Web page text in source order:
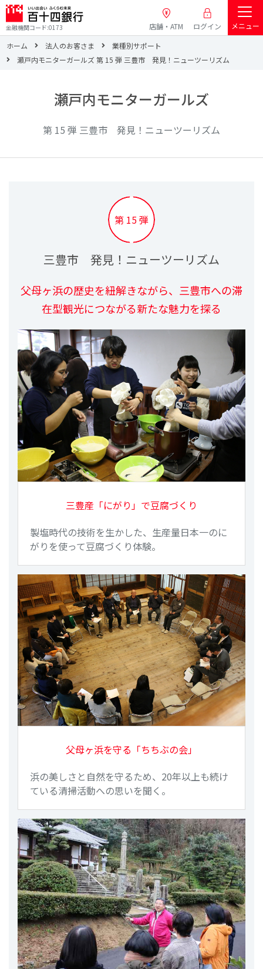
金融機関コード:0173 店舗・ATM ログイン
メニュー
ホーム
法人のお客さま
業種別サポート
瀬戸内モニターガールズ 第 15 弾 三豊市 発見！ニューツーリズム
瀬戸内モニターガールズ
第 15 弾 三豊市 発見！ニューツーリズム
第 15 弾
三豊市 発見！ニューツーリズム
父母ヶ浜の歴史を紐解きながら、三豊市への滞
在型観光につながる新たな魅力を探る
三豊産「にがり」で豆腐づくり
製塩時代の技術を生かした、生産量日本一のに
がりを使って豆腐づくり体験。
父母ヶ浜を守る「ちちぶの会」
浜の美しさと自然を守るため、20年以上も続け
ている清掃活動への思いを聞く。